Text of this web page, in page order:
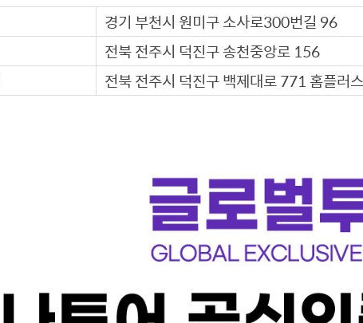
경기 부천시 원미구 소사로300번길 96
전북 전주시 덕진구 송천중앙로 156
전북 전주시 덕진구 백제대로 771 홈플러